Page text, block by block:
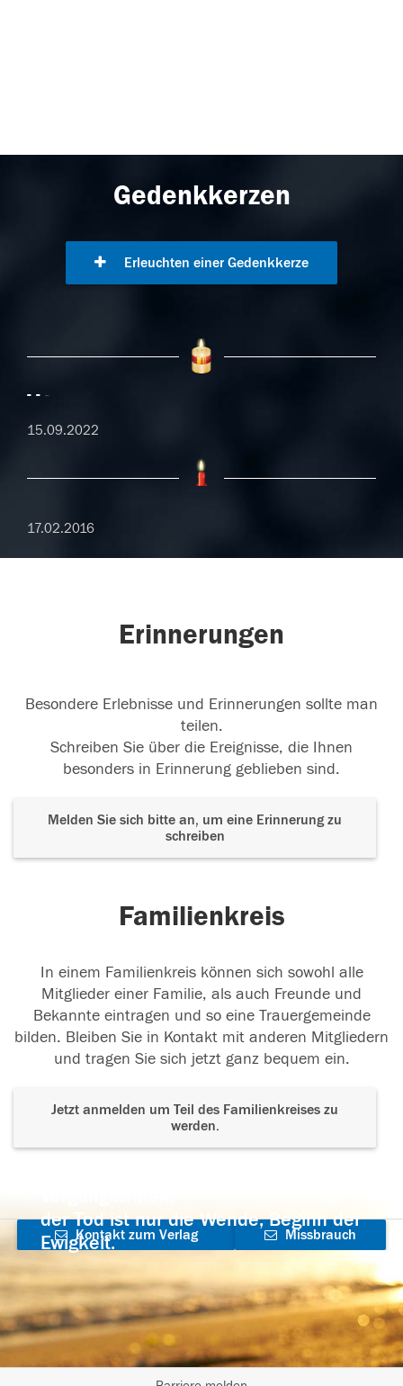
Gedenkkerzen
Erleuchten einer Gedenkkerze
- -
15.09.2022
17.02.2016
Erinnerungen
Besondere Erlebnisse und Erinnerungen sollte man
teilen.
Schreiben Sie über die Ereignisse, die Ihnen
besonders in Erinnerung geblieben sind.
Melden Sie sich bitte an, um eine Erinnerung zu
schreiben
Familienkreis
In einem Familienkreis können sich sowohl alle
Mitglieder einer Familie, als auch Freunde und
Bekannte eintragen und so eine Trauergemeinde
bilden. Bleiben Sie in Kontakt mit anderen Mitgliedern
und tragen Sie sich jetzt ganz bequem ein.
Jetzt anmelden um Teil des Familienkreises zu
werden.
der Tod ist nur die Wende, Beginn der
Ewigkeit.
Kontakt zum Verlag
aufnehmen
Missbrauch